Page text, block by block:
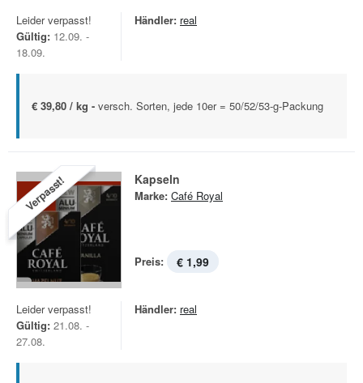
Leider verpasst!
Gültig: 12.09. -
18.09.
Händler: real
€ 39,80 / kg - versch. Sorten, jede 10er = 50/52/53-g-Packung
Verpasst! Kapseln
Marke: Café Royal
Preis: € 1,99
Leider verpasst!
Gültig: 21.08. -
27.08.
Händler: real